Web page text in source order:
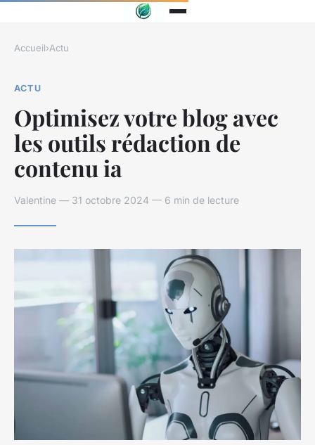
Accueil›Actu
ACTU
Optimisez votre blog avec
les outils rédaction de
contenu ia
Valentine — 31 octobre 2024 — 6 min de lecture